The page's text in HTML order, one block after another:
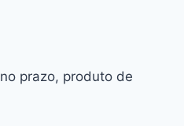
prazo, produto de